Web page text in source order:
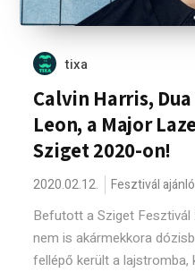
tixa
Calvin Harris,
Leon, a Major
Sziget 2020-on!
2020.02.12. Fesztivál ajánló
Befutott a Sziget Fesztivál
nem is akármekkora
fellépő került a lajstromba,